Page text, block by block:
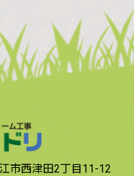
市西津田2丁目11-12